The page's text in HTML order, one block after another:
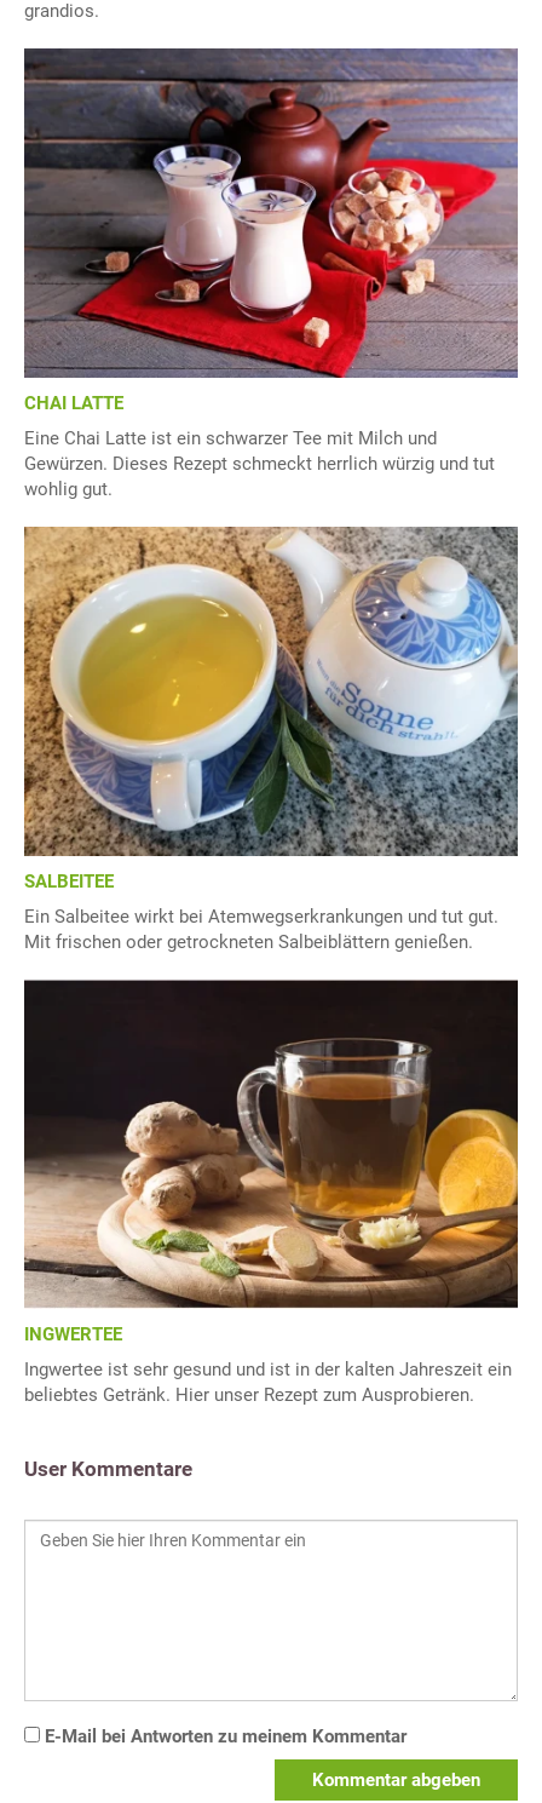
grandios.
CHAI LATTE
Eine Chai Latte ist ein schwarzer Tee mit Milch und
Gewürzen. Dieses Rezept schmeckt herrlich würzig und tut
wohlig gut.
SALBEITEE
Ein Salbeitee wirkt bei Atemwegserkrankungen und tut gut.
Mit frischen oder getrockneten Salbeiblättern genießen.
INGWERTEE
Ingwertee ist sehr gesund und ist in der kalten Jahreszeit ein
beliebtes Getränk. Hier unser Rezept zum Ausprobieren.
User Kommentare
E-Mail bei Antworten zu meinem Kommentar
Kommentar abgeben